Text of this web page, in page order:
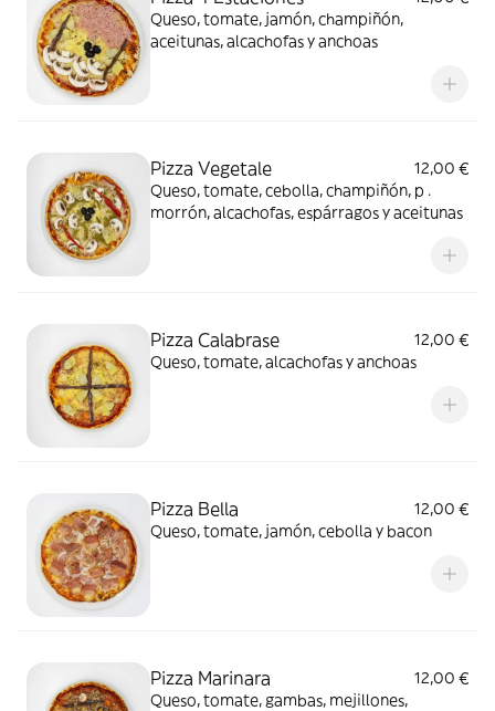
Queso, tomate, jamón, champiñón,
aceitunas, alcachofas y anchoas
Pizza Vegetale
12,00 €
Queso, tomate, cebolla, champiñón, p .
morrón, alcachofas, espárragos y aceitunas
Pizza Calabrase
12,00 €
Queso, tomate, alcachofas y anchoas
Pizza Bella
12,00 €
Queso, tomate, jamón, cebolla y bacon
Pizza Marinara
12,00 €
Queso, tomate, gambas, mejillones,